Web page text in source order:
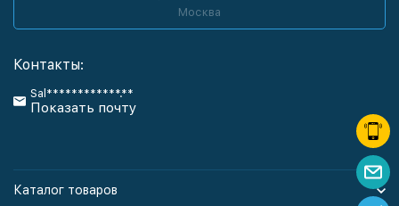
Москва
Контакты:
Sal************.**
Показать почту
Каталог товаров